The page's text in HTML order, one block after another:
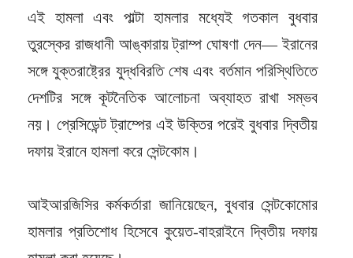
এই হামলা এবং পাল্টা হামলার মধ্যেই গতকাল বুধবার
তুরস্কের রাজধানী আঙ্কারায় ট্রাম্প ঘোষণা দেন— ইরানের
সঙ্গে যুক্তরাষ্ট্রের যুদ্ধবিরতি শেষ এবং বর্তমান পরিস্থিতিতে
দেশটির সঙ্গে কূটনৈতিক আলোচনা অব্যাহত রাখা সম্ভব
নয়। প্রেসিডেন্ট ট্রাম্পের এই উক্তির পরেই বুধবার দ্বিতীয়
দফায় ইরানে হামলা করে সেন্টকোম।
আইআরজিসির কর্মকর্তারা জানিয়েছেন, বুধবার সেন্টকোমোর
হামলার প্রতিশোধ হিসেবে কুয়েত-বাহরাইনে দ্বিতীয় দফায়